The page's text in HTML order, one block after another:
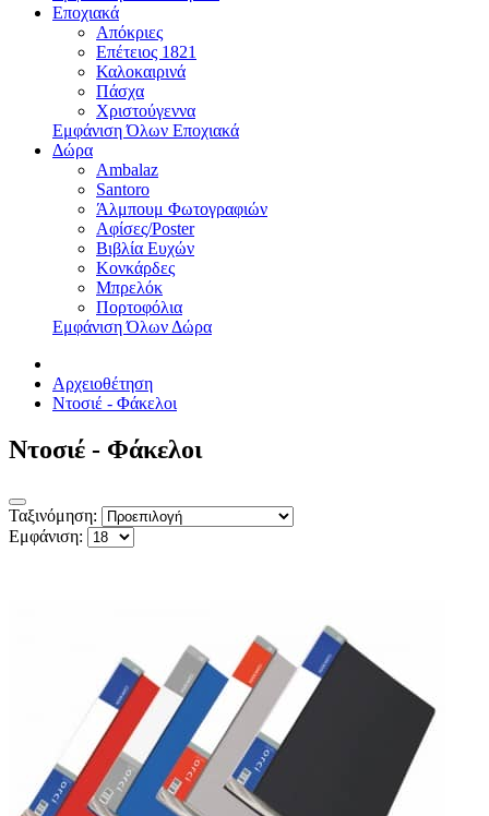
Εποχιακά
Απόκριες
Επέτειος 1821
Καλοκαιρινά
Πάσχα
Χριστούγεννα
Εμφάνιση Όλων Εποχιακά
Δώρα
Ambalaz
Santoro
Άλμπουμ Φωτογραφιών
Αφίσες/Poster
Βιβλία Ευχών
Κονκάρδες
Μπρελόκ
Πορτοφόλια
Εμφάνιση Όλων Δώρα
Αρχειοθέτηση
Ντοσιέ - Φάκελοι
Ντοσιέ - Φάκελοι
Ταξινόμηση:
Εμφάνιση: